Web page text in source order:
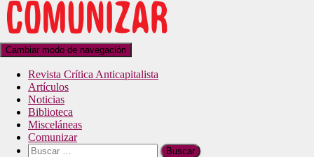
Cambiar modo de navegación
Revista Crítica Anticapitalista
Artículos
Noticias
Biblioteca
Misceláneas
Comunizar